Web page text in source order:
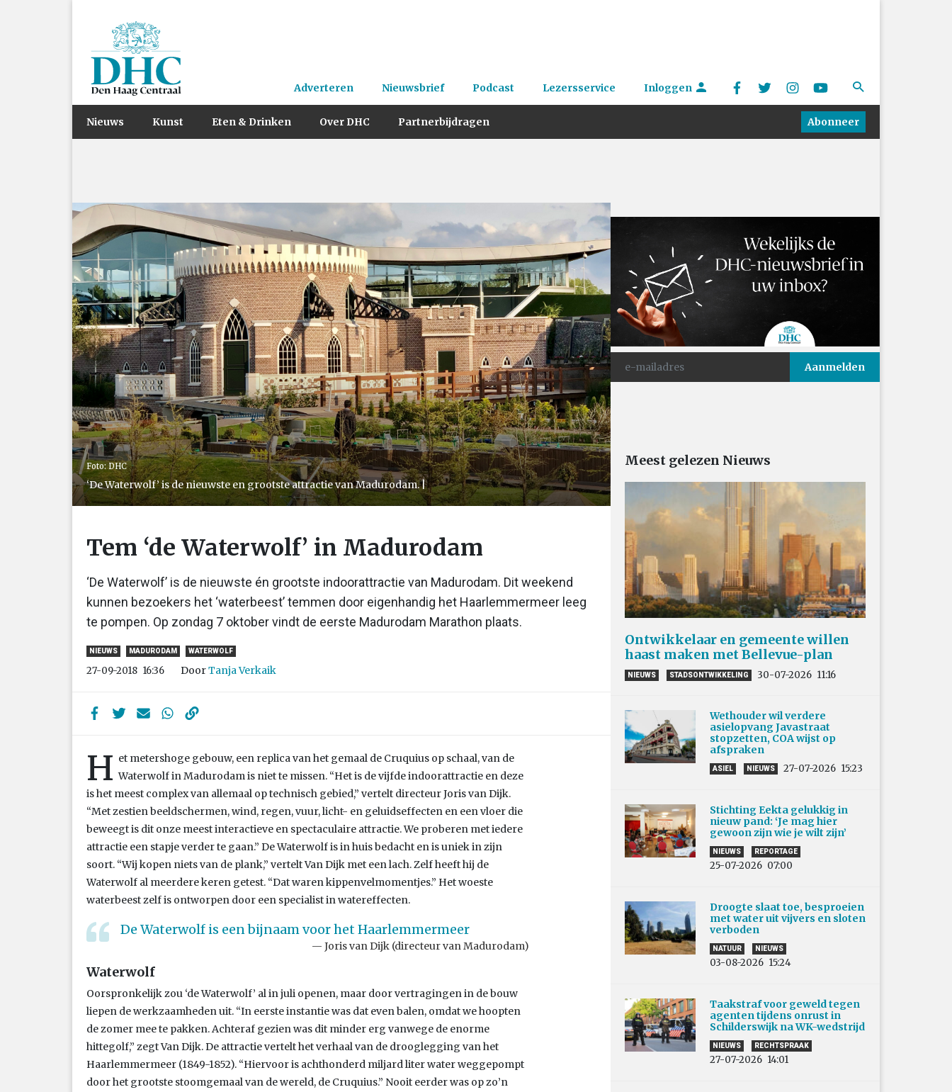
Adverteren Nieuwsbrief Podcast Lezersservice Inloggen
Nieuws Kunst Eten & Drinken Over DHC Partnerbijdragen Abonneer
Foto: DHC
‘De Waterwolf’ is de nieuwste en grootste attractie van Madurodam. |
Tem ‘de Waterwolf’ in Madurodam
‘De Waterwolf’ is de nieuwste én grootste indoorattractie van Madurodam. Dit weekend
kunnen bezoekers het ‘waterbeest’ temmen door eigenhandig het Haarlemmermeer leeg
te pompen. Op zondag 7 oktober vindt de eerste Madurodam Marathon plaats.
NIEUWS MADURODAM WATERWOLF
27-09-2018 16:36 DoorTanja Verkaik
H et metershoge gebouw, een replica van het gemaal de Cruquius op schaal, van de
Waterwolf in Madurodam is niet te missen. “Het is de vijfde indoorattractie en deze
is het meest complex van allemaal op technisch gebied,” vertelt directeur Joris van Dijk.
“Met zestien beeldschermen, wind, regen, vuur, licht- en geluidseffecten en een vloer die
beweegt is dit onze meest interactieve en spectaculaire attractie. We proberen met iedere
attractie een stapje verder te gaan.” De Waterwolf is in huis bedacht en is uniek in zijn
soort. “Wij kopen niets van de plank,” vertelt Van Dijk met een lach. Zelf heeft hij de
Waterwolf al meerdere keren getest. “Dat waren kippenvelmomentjes.” Het woeste
waterbeest zelf is ontworpen door een specialist in watereffecten.
De Waterwolf is een bijnaam voor het Haarlemmermeer
Joris van Dijk (directeur van Madurodam)
Waterwolf
Oorspronkelijk zou ‘de Waterwolf’ al in juli openen, maar door vertragingen in de bouw
liepen de werkzaamheden uit. “In eerste instantie was dat even balen, omdat we hoopten
de zomer mee te pakken. Achteraf gezien was dit minder erg vanwege de enorme
hittegolf,” zegt Van Dijk. De attractie vertelt het verhaal van de drooglegging van het
Haarlemmermeer (1849-1852). “Hiervoor is achthonderd miljard liter water weggepompt
door het grootste stoomgemaal van de wereld, de Cruquius.” Nooit eerder was op zo’n
Meest gelezen Nieuws
Ontwikkelaar en gemeente willen
haast maken met Bellevue-plan
NIEUWS STADSONTWIKKELING 30-07-2026 11:16
Wethouder wil verdere
asielopvang Javastraat
stopzetten, COA wijst op
afspraken
ASIEL NIEUWS 27-07-2026 15:23
Stichting Eekta gelukkig in
nieuw pand: ‘Je mag hier
gewoon zijn wie je wilt zijn’
NIEUWS REPORTAGE
25-07-2026 07:00
Droogte slaat toe, besproeien
met water uit vijvers en sloten
verboden
NATUUR NIEUWS
03-08-2026 15:24
Taakstraf voor geweld tegen
agenten tijdens onrust in
Schilderswijk na WK-wedstrijd
NIEUWS RECHTSPRAAK
27-07-2026 14:01